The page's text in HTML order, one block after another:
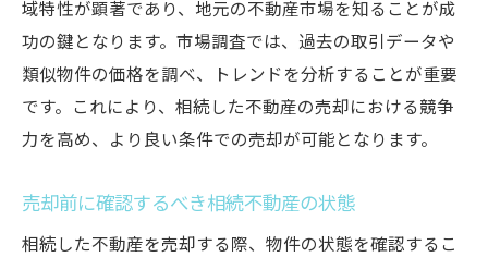
査定時の注意点とトラブル回避法
姫路市の相続不動産を有利に売却するには何が
必要か
効果的な広告戦略を立てる方法
購入者目線に立った物件魅力の引き出し方
域特性が顕著であり、地元の不動産市場を知ることが成
功の鍵となります。市場調査では、過去の取引データや
類似物件の価格を調べ、トレンドを分析することが重要
です。これにより、相続した不動産の売却における競争
力を高め、より良い条件での売却が可能となります。
売却前に確認するべき相続不動産の状態
相続した不動産を売却する際、物件の状態を確認するこ